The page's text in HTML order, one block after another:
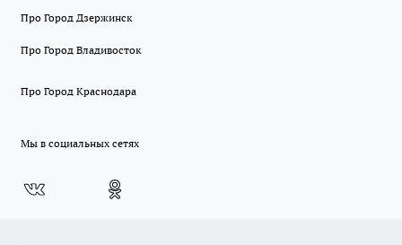
Про Город Дзержинск
Про Город Владивосток
Про Город Краснодара
Мы в социальных сетях